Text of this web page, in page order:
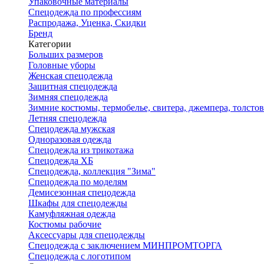
Спецодежда по профессиям
Распродажа, Уценка, Скидки
Бренд
Категории
Больших размеров
Головные уборы
Женская спецодежда
Защитная спецодежда
Зимняя спецодежда
Зимние костюмы, термобелье, свитера, джемпера,
Летняя спецодежда
Спецодежда мужская
Одноразовая одежда
Спецодежда из трикотажа
Спецодежда ХБ
Спецодежда, коллекция "Зима"
Спецодежда по моделям
Демисезонная спецодежда
Шкафы для спецодежды
Камуфляжная одежда
Костюмы рабочие
Аксессуары для спецодежды
Спецодежда с заключением МИНПРОМТОРГА
Спецодежда с логотипом